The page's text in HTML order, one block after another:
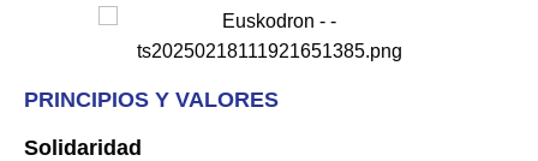
PRINCIPIOS Y VALORES
Solidaridad